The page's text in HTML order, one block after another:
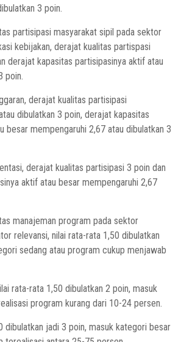
3 poin.
partisipasi masyarakat sipil pada sektor
kebijakan, derajat kualitas partispasi
derajat kapasitas partisipasinya aktif atau
poin.
derajat kualitas partisipasi
dibulatkan 3 poin, derajat kapasitas
besar mempengaruhi 2,67 atau dibulatkan 3
derajat kualitas partisipasi 3 poin dan
aktif atau besar mempengaruhi 2,67
manajeman program pada sektor
relevansi, nilai rata-rata 1,50 dibulatkan
sedang atau program cukup menjawab
rata-rata 1,50 dibulatkan 2 poin, masuk
program kurang dari 10-24 persen.
dibulatkan jadi 3 poin, masuk kategori besar